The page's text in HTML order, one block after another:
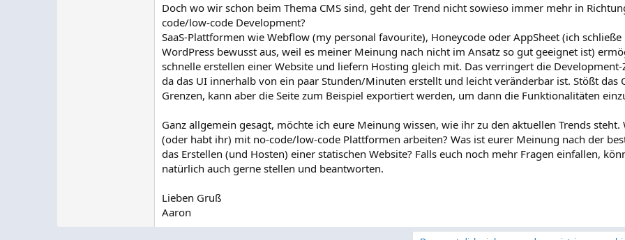
Doch wo wir schon beim Thema CMS sind, geht der Trend nicht sowieso immer mehr in
code/low-code Development?
SaaS-Plattformen wie Webflow (my personal favourite), Honeycode oder AppSheet (ich schließe
WordPress bewusst aus, weil es meiner Meinung nach nicht im Ansatz so gut geeignet ist)
schnelle erstellen einer Website und liefern Hosting gleich mit. Das verringert die
da das UI innerhalb von ein paar Stunden/Minuten erstellt und leicht veränderbar ist. Stößt das
Grenzen, kann aber die Seite zum Beispiel exportiert werden, um dann die Funktionalitäten
Ganz allgemein gesagt, möchte ich eure Meinung wissen, wie ihr zu den aktuellen Trends
(oder habt ihr) mit no-code/low-code Plattformen arbeiten? Was ist eurer Meinung nach der
das Erstellen (und Hosten) einer statischen Website? Falls euch noch mehr Fragen einfallen,
natürlich auch gerne stellen und beantworten.
Lieben Gruß
Aaron